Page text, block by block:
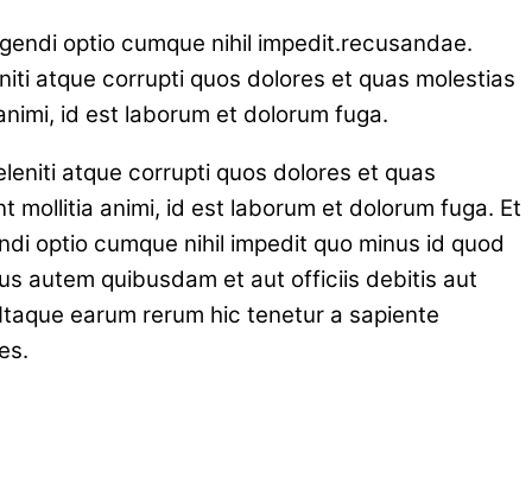
optio cumque nihil impedit.recusandae.
atque corrupti quos dolores et quas molestias
id est laborum et dolorum fuga.
atque corrupti quos dolores et quas
animi, id est laborum et dolorum fuga. Et
optio cumque nihil impedit quo minus id quod
autem quibusdam et aut officiis debitis aut
earum rerum hic tenetur a sapiente